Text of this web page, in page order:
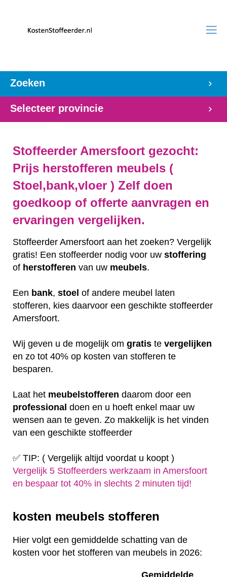
Zoeken
Selecteer provincie
Stoffeerder Amersfoort gezocht:
Prijs herstofferen meubels (
Stoel,bank,vloer ) Zelf doen
goedkoop of offerte aanvragen en
ervaringen vergelijken.
Stoffeerder Amersfoort aan het zoeken? Vergelijk
gratis! Een stoffeerder nodig voor uw stoffering
of herstofferen van uw meubels.
Een bank, stoel of andere meubel laten
stofferen, kies daarvoor een geschikte stoffeerder
Amersfoort.
Wij geven u de mogelijk om gratis te vergelijken
en zo tot 40% op kosten van stofferen te
besparen.
Laat het meubelstofferen daarom door een
professional doen en u hoeft enkel maar uw
wensen aan te geven. Zo makkelijk is het vinden
van een geschikte stoffeerder
✅ TIP: ( Vergelijk altijd voordat u koopt )
Vergelijk 5 Stoffeerders werkzaam in Amersfoort
en bespaar tot 40% in slechts 2 minuten tijd!
kosten meubels stofferen
Hier volgt een gemiddelde schatting van de
kosten voor het stofferen van meubels in 2026: